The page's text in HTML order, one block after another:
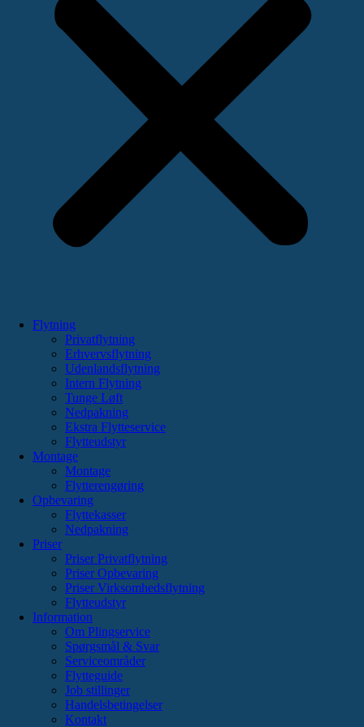
Flytning
Privatflytning
Erhvervsflytning
Udenlandsflytning
Intern Flytning
Tunge Løft
Nedpakning
Ekstra Flytteservice
Flytteudstyr
Montage
Montage
Flytterengøring
Opbevaring
Flyttekasser
Nedpakning
Priser
Priser Privatflytning
Priser Opbevaring
Priser Virksomhedsflytning
Flytteudstyr
Information
Om Plingservice
Spørgsmål & Svar
Serviceområder
Flytteguide
Job stillinger
Handelsbetingelser
Kontakt